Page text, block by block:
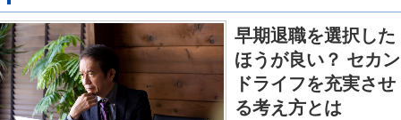
早期退職を選択した
ほうが良い？ セカン
ドライフを充実させ
る考え方とは